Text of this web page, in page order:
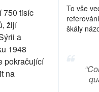
750 tisíc
žijí
a
1948
pokračující
na
To vše
škály